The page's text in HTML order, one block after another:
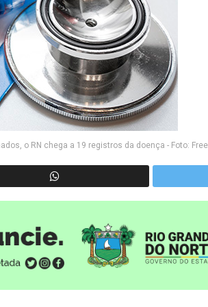
o RN chega a 19 registros da doença - Foto: